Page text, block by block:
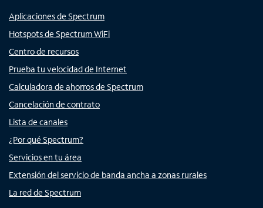
Aplicaciones de Spectrum
Hotspots de Spectrum WiFi
Centro de recursos
Prueba tu velocidad de Internet
Calculadora de ahorros de Spectrum
Cancelación de contrato
Lista de canales
¿Por qué Spectrum?
Servicios en tu área
Extensión del servicio de banda ancha a zonas rurales
La red de Spectrum